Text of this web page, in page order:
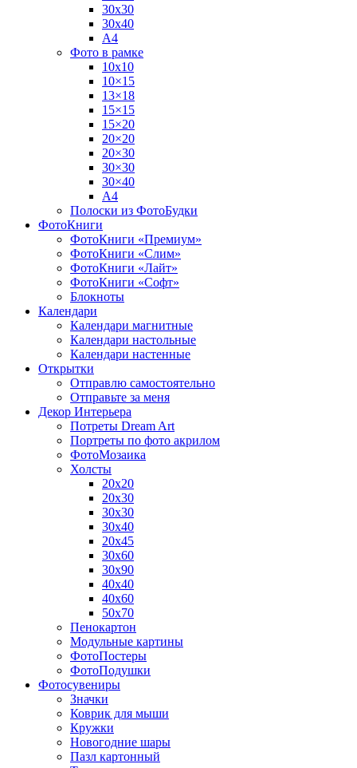
30х30
30х40
А4
Фото в рамке
10х10
10×15
13×18
15×15
15×20
20×20
20×30
30×30
30×40
A4
Полоски из ФотоБудки
ФотоКниги
ФотоКниги «Премиум»
ФотоКниги «Слим»
ФотоКниги «Лайт»
ФотоКниги «Софт»
Блокноты
Календари
Календари магнитные
Календари настольные
Календари настенные
Открытки
Отправлю самостоятельно
Отправьте за меня
Декор Интерьера
Потреты Dream Art
Портреты по фото акрилом
ФотоМозаика
Холсты
20х20
20х30
30х30
30х40
20х45
30х60
30х90
40х40
40х60
50х70
Пенокартон
Модульные картины
ФотоПостеры
ФотоПодушки
Фотоcувениры
Значки
Коврик для мыши
Кружки
Новогодние шары
Пазл картонный